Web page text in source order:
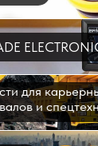
для
и